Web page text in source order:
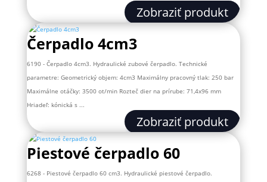
Zobraziť produkt
Čerpadlo 4cm3
6190 - Čerpadlo 4cm3. Hydraulické zubové čerpadlo. Technické
parametre: Geometrický objem: 4cm3 Maximálny pracovný tlak: 250 bar
Maximálne otáčky: 3500 ot/min Rozteč dier na prírube: 71,4x96 mm
Hriadeľ: kónická s ...
Zobraziť produkt
Piestové čerpadlo 60
6268 - Piestové čerpadlo 60 cm3. Hydraulické piestové čerpadlo.